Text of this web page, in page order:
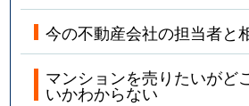
今の不動産会社の担当者と
マンションを売りたいがど
いかわからない